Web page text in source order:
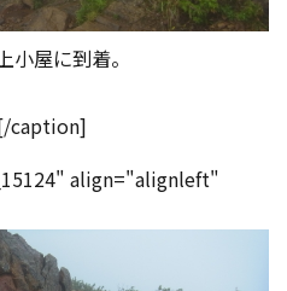
屋に到着。
caption]
align="alignleft"